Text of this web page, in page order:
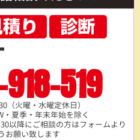
519
（火曜・水曜定休日）
・夏季・年末年始を除く
以降にご相談の方はフォームより
お願い致します